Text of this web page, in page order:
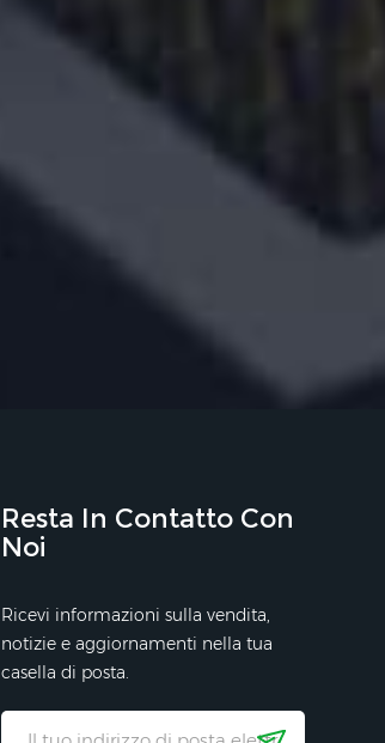
Resta In Contatto Con
Noi
Ricevi informazioni sulla vendita,
notizie e aggiornamenti nella tua
casella di posta.